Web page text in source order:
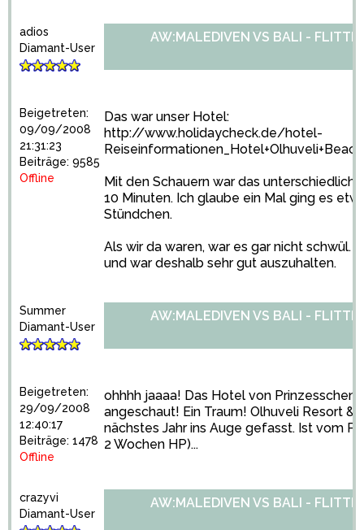
adios
Diamant-User
Beigetreten:
09/09/2008
21:31:23
Beiträge: 9585
Offline
AW:MALEDIVEN VS BALI -
Das war unser Hotel:
http://www.holidaycheck.de/hotel-
Mit den Schauern war das
10 Minuten. Ich glaube ein Mal ging es
Stündchen.
Als wir da waren, war es gar nicht schwül.
und war deshalb sehr gut auszuhalten.
Summer
Diamant-User
Beigetreten:
29/09/2008
12:40:17
Beiträge: 1478
Offline
AW:MALEDIVEN VS BALI -
ohhhh jaaaa! Das Hotel von Prinzesschen
angeschaut! Ein Traum! Olhuveli Resort &
nächstes Jahr ins Auge gefasst. Ist vom
2 Wochen HP)...
crazyvi
Diamant-User
AW:MALEDIVEN VS BALI -